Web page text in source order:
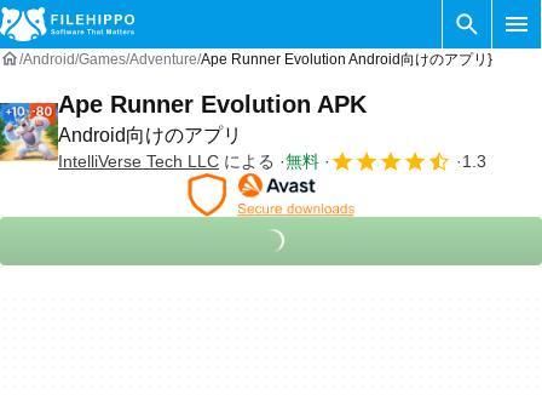
Android Games Adventure Ape Runner Evolution Android向けのアプリ}
Ape Runner Evolution APK
Android向けのアプリ
IntelliVerse Tech LLC による 無料 1.3